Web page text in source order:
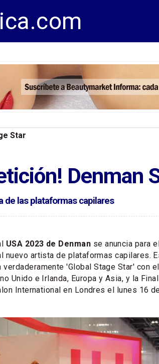
Star
Denman
de las plataformas capilares
USA 2023 de Denman se anuncia para
nuevo artista de plataformas capilares.
'Global Stage Star' con
Unido e Irlanda, Europa y Asia, y la
International en Londres el lunes 16